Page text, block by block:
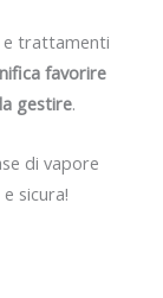
e trattamenti
favorire
gestire.
di vapore
sicura!